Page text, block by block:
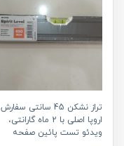
تراز نشکن 45 سانتی سفارش
اروپا اصلی با 2 ماه گارانتی،
ویدئو تست پائین صفحه